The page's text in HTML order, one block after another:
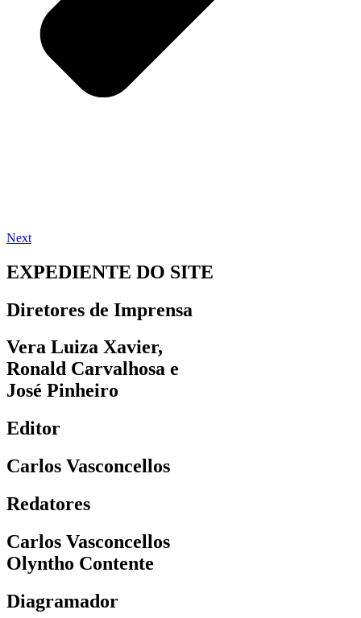
Next
EXPEDIENTE DO SITE
Diretores de Imprensa
Vera Luiza Xavier,
Ronald Carvalhosa e
José Pinheiro
Editor
Carlos Vasconcellos
Redatores
Carlos Vasconcellos
Olyntho Contente
Diagramador